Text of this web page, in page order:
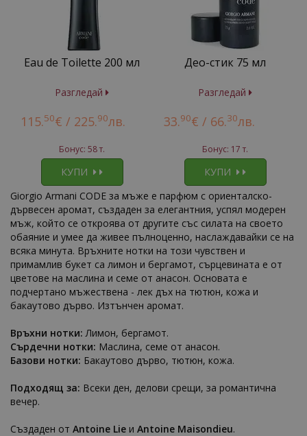
Eau de Toilette 200 мл
Разгледай
115.50€ / 225.90лв.
Бонус: 58 т.
КУПИ
Део-стик 75 мл
Разгледай
33.90€ / 66.30лв.
Бонус: 17 т.
КУПИ
Giorgio Armani CODE за мъже е парфюм с ориенталско-
дървесен аромат, създаден за елегантния, успял модерен
мъж, който се откроява от другите със силата на своето
обаяние и умее да живее пълноценно, наслаждавайки се на
всяка минута. Връхните нотки на този чувствен и
примамлив букет са лимон и бергамот, сърцевината е от
цветове на маслина и семе от анасон. Основата е
подчертано мъжествена - лек дъх на тютюн, кожа и
бакаутово дърво. Изтънчен аромат.
Връхни нотки: Лимон, бергамот.
Сърдечни нотки: Маслина, семе от анасон.
Базови нотки: Бакаутово дърво, тютюн, кожа.
Подходящ за: Всеки ден, делови срещи, за романтична
вечер.
Създаден от Antoine Lie и Antoine Maisondieu.